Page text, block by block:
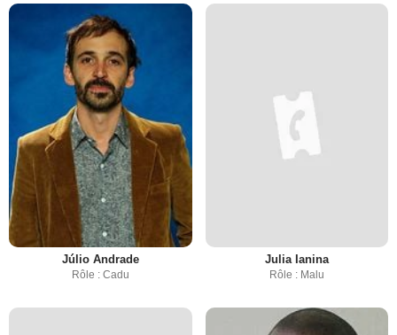
Júlio Andrade
Rôle : Cadu
Julia Ianina
Rôle : Malu